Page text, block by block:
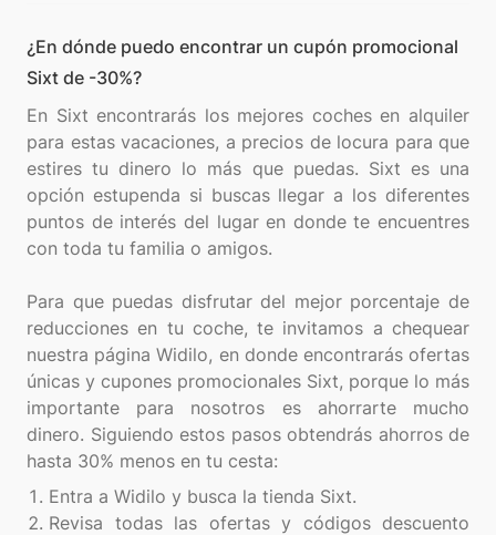
¿En dónde puedo encontrar un cupón promocional
Sixt de -30%?
En Sixt encontrarás los mejores coches en alquiler
para estas vacaciones, a precios de locura para que
estires tu dinero lo más que puedas. Sixt es una
opción estupenda si buscas llegar a los diferentes
puntos de interés del lugar en donde te encuentres
con toda tu familia o amigos.
Para que puedas disfrutar del mejor porcentaje de
reducciones en tu coche, te invitamos a chequear
nuestra página Widilo, en donde encontrarás ofertas
únicas y cupones promocionales Sixt, porque lo más
importante para nosotros es ahorrarte mucho
dinero. Siguiendo estos pasos obtendrás ahorros de
Entra a Widilo y busca la tienda Sixt.
Revisa todas las ofertas y códigos descuento